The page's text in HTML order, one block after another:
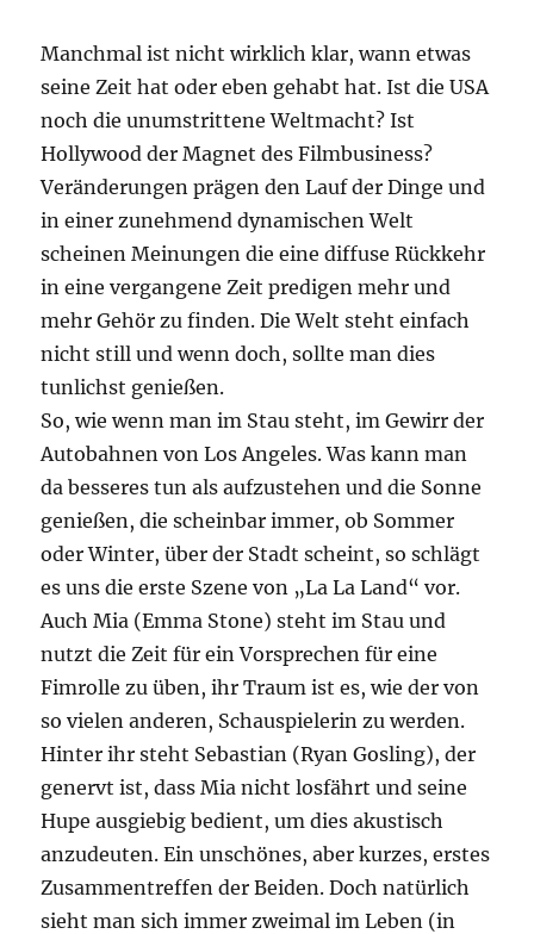
Manchmal ist nicht wirklich klar, wann etwas
seine Zeit hat oder eben gehabt hat. Ist die USA
noch die unumstrittene Weltmacht? Ist
Hollywood der Magnet des Filmbusiness?
Veränderungen prägen den Lauf der Dinge und
in einer zunehmend dynamischen Welt
scheinen Meinungen die eine diffuse Rückkehr
in eine vergangene Zeit predigen mehr und
mehr Gehör zu finden. Die Welt steht einfach
nicht still und wenn doch, sollte man dies
tunlichst genießen.
So, wie wenn man im Stau steht, im Gewirr der
Autobahnen von Los Angeles. Was kann man
da besseres tun als aufzustehen und die Sonne
genießen, die scheinbar immer, ob Sommer
oder Winter, über der Stadt scheint, so schlägt
es uns die erste Szene von „La La Land“ vor.
Auch Mia (Emma Stone) steht im Stau und
nutzt die Zeit für ein Vorsprechen für eine
Fimrolle zu üben, ihr Traum ist es, wie der von
so vielen anderen, Schauspielerin zu werden.
Hinter ihr steht Sebastian (Ryan Gosling), der
genervt ist, dass Mia nicht losfährt und seine
Hupe ausgiebig bedient, um dies akustisch
anzudeuten. Ein unschönes, aber kurzes, erstes
Zusammentreffen der Beiden. Doch natürlich
sieht man sich immer zweimal im Leben (in